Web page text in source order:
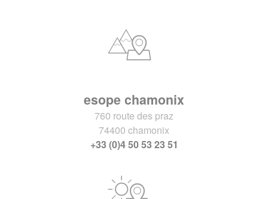
esope chamonix
760 route des praz
74400 chamonix
+33 (0)4 50 53 23 51